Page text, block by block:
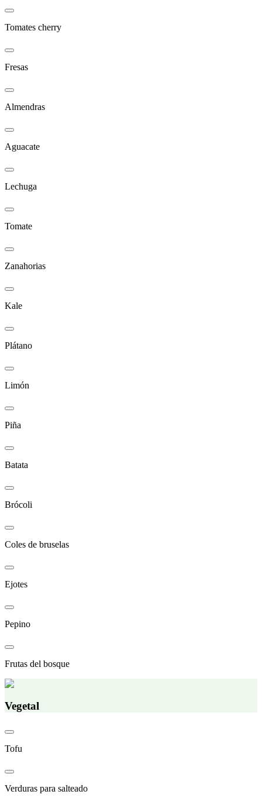
Tomates cherry
Fresas
Almendras
Aguacate
Lechuga
Tomate
Zanahorias
Kale
Plátano
Limón
Piña
Batata
Brócoli
Coles de bruselas
Ejotes
Pepino
Frutas del bosque
Vegetal
Tofu
Verduras para salteado